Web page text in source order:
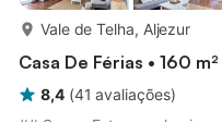
Vale de Telha, Aljezur
Casa De Férias • 160
8,4 (41 avaliações)